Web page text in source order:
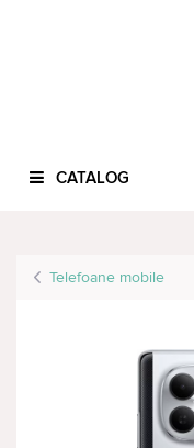
CATALOG
Telefoane mobile